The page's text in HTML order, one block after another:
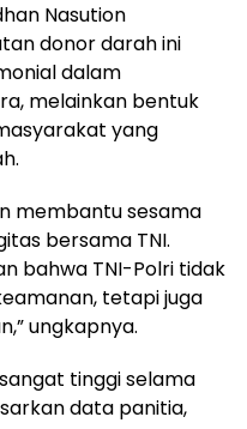
Nasution
donor darah ini
dalam
melainkan bentuk
yang
membantu sesama
bersama TNI.
bahwa TNI-Polri tidak
tetapi juga
ungkapnya.
tinggi selama
data panitia,